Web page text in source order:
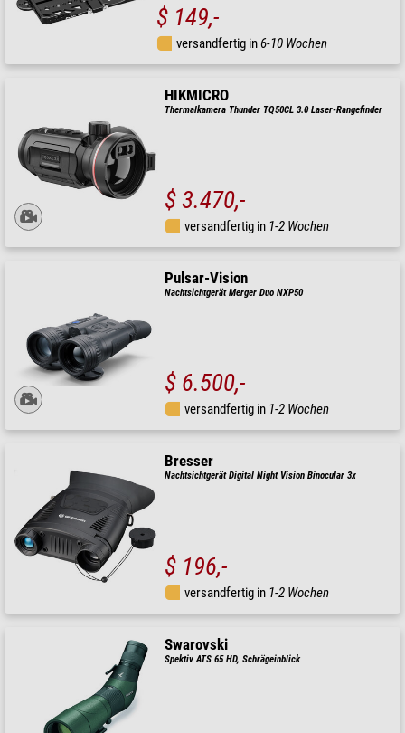
$ 149,-
versandfertig in6-10 Wochen
HIKMICRO
Thermalkamera Thunder TQ50CL 3.0 Laser-Rangefinder
$ 3.470,-
versandfertig in 1-2 Wochen
Pulsar-Vision
Nachtsichtgerät Merger Duo NXP50
$ 6.500,-
versandfertig in 1-2 Wochen
Bresser
Nachtsichtgerät Digital Night Vision Binocular 3x
$ 196,-
versandfertig in 1-2 Wochen
Swarovski
Spektiv ATS 65 HD, Schrägeinblick